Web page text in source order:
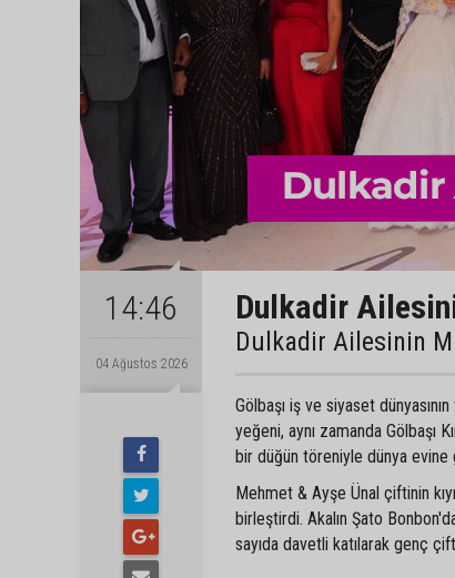
14:46
04 Ağustos 2026
Dulkadir
Dulkadir Ailesinin
Gölbaşı iş ve siyaset
yeğeni, aynı zamanda Gölbaşı
bir düğün töreniyle dünya evine
Mehmet & Ayşe Ünal çiftinin
birleştirdi. Akalın Şato
sayıda davetli katılarak genç